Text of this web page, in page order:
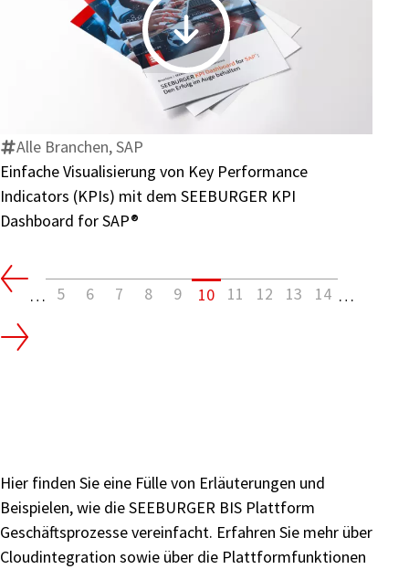
Einfache
Visualisierung
von
Key
Performance
Indicators
(KPIs)
KPI
Alle Branchen, SAP
Einfache Visualisierung von Key Performance
Indicators (KPIs) mit dem SEEBURGER KPI
Dashboard for SAP®
… 5 6 7 8 9 10 11 12 13 14 …
Hier finden Sie eine Fülle von Erläuterungen und
Beispielen, wie die SEEBURGER BIS Plattform
Geschäftsprozesse vereinfacht. Erfahren Sie mehr über
Cloudintegration sowie über die Plattformfunktionen